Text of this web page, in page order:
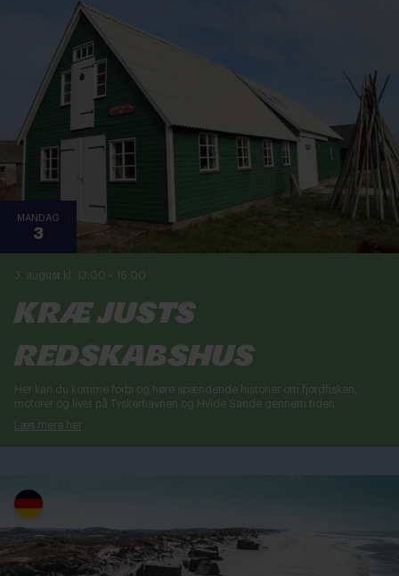
MANDAG
3
3. august kl. 13:00 - 16:00
Kræ Justs
Redskabshus
Her kan du komme forbi og høre spændende historier om fjordfiskeri,
motorer og livet på Tyskerhavnen og Hvide Sande gennem tiden.
Læs mere her